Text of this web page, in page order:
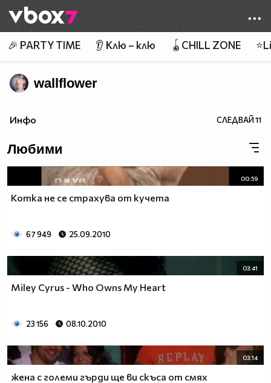
👾
🎉 PARTY TIME 👂 Клю – клю 🪀CHILL ZONE
wallflower
Инфо СЛЕДВАЙ11
Любими
00:59
Котка не се страхува от кучета
67 949 25.09.2010
03:41
Miley Cyrus - Who Owns My Heart
23 156 08.10.2010
03:14
жена с големи гърди ще ви скъса от смях